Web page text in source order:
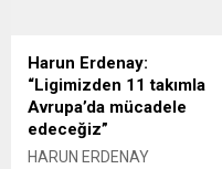
Harun Erdenay:
“Ligimizden 11 takımla
Avrupa’da mücadele
edeceğiz”
HARUN ERDENAY